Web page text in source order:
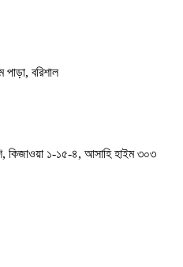
বরিশাল
কিজাওয়া ১-১৫-৪, আসাহি হাইম ৩০৩